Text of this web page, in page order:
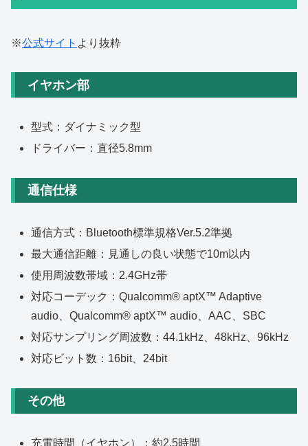
※公式サイト より抜粋
イヤホン部
型式：ダイナミック型
ドライバー：直径5.8mm
通信仕様
通信方式：Bluetooth標準規格Ver.5.2準拠
最大通信距離：見通しの良い状態で10m以内
使用周波数帯域：2.4GHz帯
対応コーデック：Qualcomm® aptX™ Adaptive
audio、Qualcomm® aptX™ audio、AAC、SBC
対応サンプリング周波数：44.1kHz、48kHz、96kHz
対応ビット数：16bit、24bit
その他
充電時間（イヤホン）：約2.5時間